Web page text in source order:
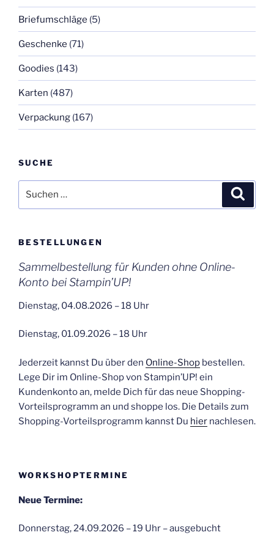
Briefumschläge (5)
Geschenke (71)
Goodies (143)
Karten (487)
Verpackung (167)
SUCHE
nach:
BESTELLUNGEN
Sammelbestellung für Kunden ohne Online-
Konto bei Stampin’UP!
Dienstag, 04.08.2026 – 18 Uhr
Dienstag, 01.09.2026 – 18 Uhr
Jederzeit kannst Du über den Online-Shop bestellen.
Lege Dir im Online-Shop von Stampin’UP! ein
Kundenkonto an, melde Dich für das neue Shopping-
Vorteilsprogramm an und shoppe los. Die Details zum
Shopping-Vorteilsprogramm kannst Du hier nachlesen.
WORKSHOPTERMINE
Neue Termine:
Donnerstag, 24.09.2026 – 19 Uhr – ausgebucht